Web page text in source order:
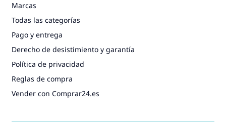
Marcas
Todas las categorías
Pago y entrega
Derecho de desistimiento y garantía
Política de privacidad
Reglas de compra
Vender con Comprar24.es